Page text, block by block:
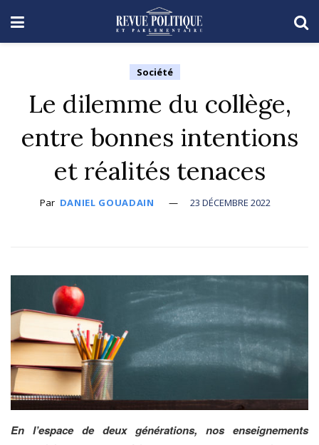
Société
Le dilemme du collège,
entre bonnes intentions
et réalités tenaces
Par DANIEL GOUADAIN 23 DÉCEMBRE 2022
En l’espace de deux générations, nos enseignements